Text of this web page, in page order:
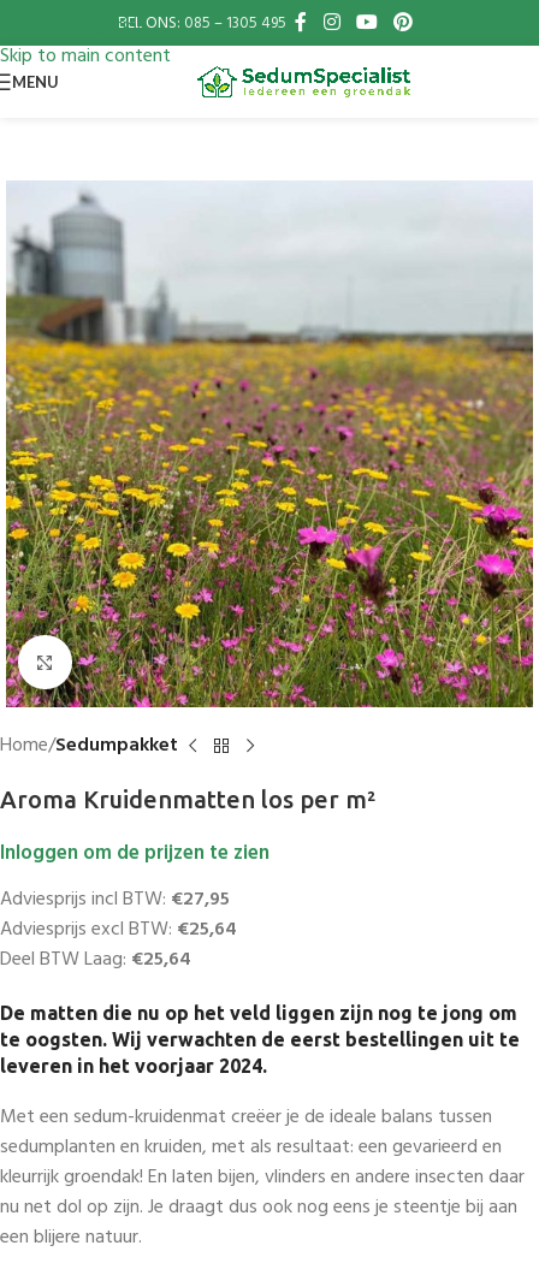
Skip to navigation
Skip to main content
BEL ONS: 085 – 1305 495
MENU
Vergroten
Home Sedumpakket
Aroma Kruidenmatten los per m²
Inloggen om de prijzen te zien
Adviesprijs incl BTW: €27,95
Adviesprijs excl BTW: €25,64
Deel BTW Laag: €25,64
De matten die nu op het veld liggen zijn nog te jong om
te oogsten. Wij verwachten de eerst bestellingen uit te
leveren in het voorjaar 2024.
Met een sedum-kruidenmat creëer je de ideale balans tussen
sedumplanten en kruiden, met als resultaat: een gevarieerd en
kleurrijk groendak! En laten bijen, vlinders en andere insecten daar
nu net dol op zijn. Je draagt dus ook nog eens je steentje bij aan
een blijere natuur.